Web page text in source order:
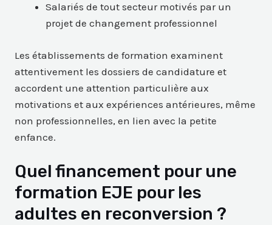
Salariés de tout secteur motivés par un
projet de changement professionnel
Les établissements de formation examinent
attentivement les dossiers de candidature et
accordent une attention particulière aux
motivations et aux expériences antérieures, même
non professionnelles, en lien avec la petite
enfance.
Quel financement pour une
formation EJE pour les
adultes en reconversion ?